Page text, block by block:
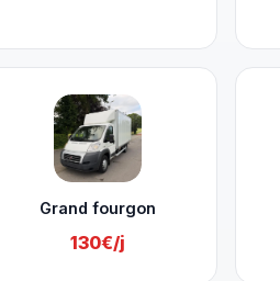
Grand fourgon
130€/j